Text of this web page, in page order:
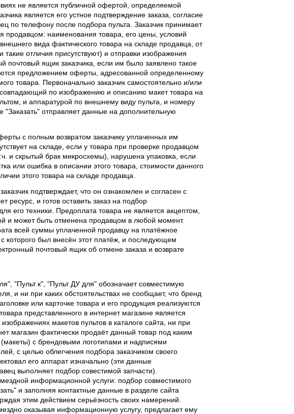
не является публичной офертой, определяемой
является его устное подтверждение заказа, согласие
по телефону после подбора пульта. Заказчик принимает
продавцом: наименования товара, его цены, условий
вида фактического товара на складе продавца, от
такие отличия присутствуют) и отправки изображения
почтовый ящик заказчика, если им было заявлено такое
предложением оферты, адресованной определенному
товара. Первоначально заказчик самостоятельно и/или
по изображению и описанию макет товара на
и аппаратурой по внешнему виду пульта, и номеру
отправляет данные на дополнительную
с полным возвратом заказчику уплаченных им
на складе, если у товара при проверке продавцом
и скрытый брак микросхемы), нарушена упаковка, если
или ошибка в описании этого товара, стоимости данного
этого товара на складе продавца.
подтверждает, что он ознакомлен и согласен с
ресурс, и готов оставить заказ на подбор
его техники. Предоплата товара не является акцептом,
и может быть отменена продавцом в любой момент.
всей суммы уплаченной продавцу на платёжное
которого был внесён этот платёж, и последующем
почтовый ящик об отмене заказа и возврате
"Пульт к", "Пульт ДУ для" обозначает совместимую
и ни при каких обстоятельствах не сообщает, что бренд
или карточке товара и его продукция реализуются
представленного в интернет магазине является
макетов пультов в каталоге сайта, ни при
магазин фактически продаёт данный товар под каким
с брендовыми логотипами и надписями
с целью облегчения подбора заказчиком своего
его аппарат изначально (эти данные
выполняет подбор совестимой запчасти).
информационной услуги: подбор совместимого
и заполняя контактные данные в разделе сайта
этим действием серьёзность своих намерений.
оказывая информационную услугу, предлагает ему